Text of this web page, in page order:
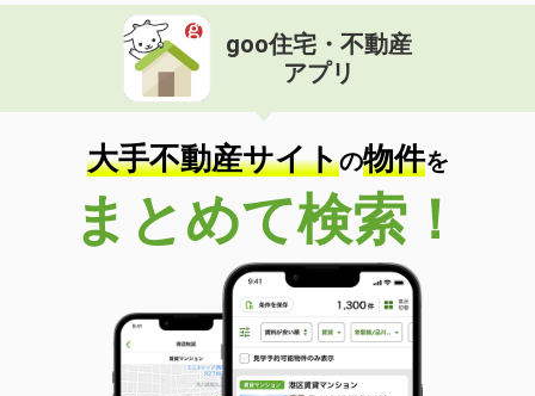
goo住宅・不動産
アプリ
大手不動産サイトの物件を
まとめて検索！